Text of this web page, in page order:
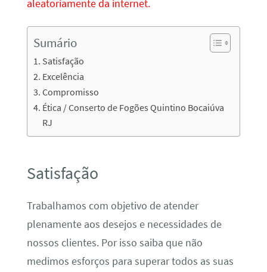
aleatoriamente da internet.
Sumário
Satisfação
Excelência
Compromisso
Ética / Conserto de Fogões Quintino Bocaiúva
RJ
Satisfação
Trabalhamos com objetivo de atender
plenamente aos desejos e necessidades de
nossos clientes. Por isso saiba que não
medimos esforços para superar todos as suas